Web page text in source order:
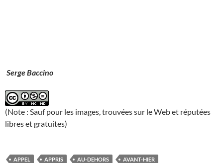
Serge Baccino
(Note : Sauf pour les images, trouvées sur le Web et réputées
libres et gratuites)
APPEL APPRIS AU-DEHORS
AVANT-HIER